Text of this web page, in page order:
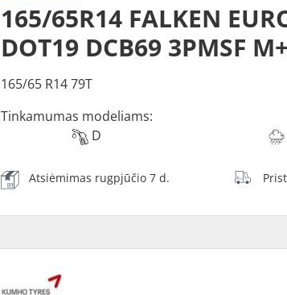
165/65R14 FALKEN
DOT19 DCB69 3PMSF
165/65 R14 79T
Tinkamumas modeliams:
D
Atsiėmimas rugpjūčio 7 d.